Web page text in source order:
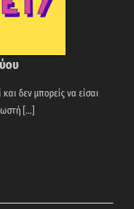
δεν µπορείς να είσαι
[...]